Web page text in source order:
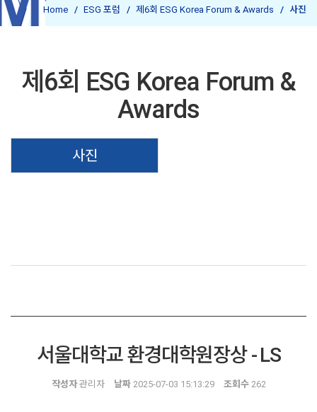
제6회 ESG Korea Forum &
Awards
사진
Home ESG 포럼 제6회 ESG Korea Forum & Awards 사진
서울대학교 환경대학원장상 - LS
작성자관리자 날짜2025-07-03 15:13:29 조회수262